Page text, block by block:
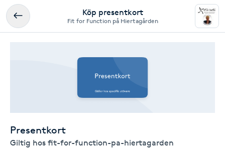
Köp presentkort
Fit for Function på Hiertagården
Presentkort
Giltig hos fit-for-function-pa-hiertagarden